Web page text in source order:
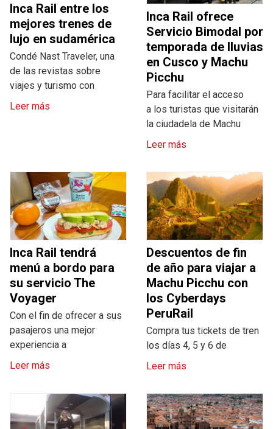
Inca Rail entre los
mejores trenes de
lujo en sudamérica
Condé Nast Traveler, una
de las revistas sobre
viajes y turismo con
Leer más
Inca Rail ofrece
Servicio Bimodal por
temporada de lluvias
en Cusco y Machu
Picchu
Para facilitar el acceso
a los turistas que visitarán
la ciudadela de Machu
Leer más
Inca Rail tendrá
menú a bordo para
su servicio The
Voyager
Con el fin de ofrecer a sus
pasajeros una mejor
experiencia a
Leer más
Descuentos de fin
de año para viajar a
Machu Picchu con
los Cyberdays
PeruRail
Compra tus tickets de tren
los días 4, 5 y 6 de
Leer más